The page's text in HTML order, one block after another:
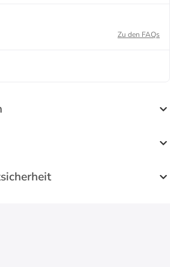
Zu den FAQs